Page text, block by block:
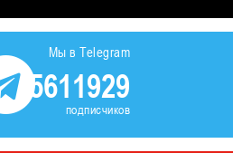
Мы в Telegram
5611929
подписчиков